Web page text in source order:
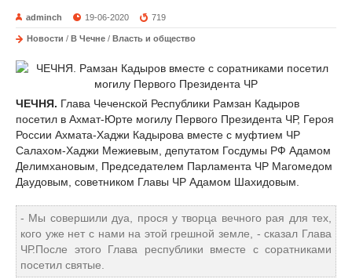
adminch 19-06-2020 719
Новости / В Чечне / Власть и общество
ЧЕЧНЯ. Глава Чеченской Республики Рамзан Кадыров
посетил в Ахмат-Юрте могилу Первого Президента ЧР, Героя
России Ахмата-Хаджи Кадырова вместе с муфтием ЧР
Салахом-Хаджи Межиевым, депутатом Госдумы РФ Адамом
Делимхановым, Председателем Парламента ЧР Магомедом
Даудовым, советником Главы ЧР Адамом Шахидовым.
- Мы совершили дуа, прося у творца вечного рая для тех,
кого уже нет с нами на этой грешной земле, - сказал Глава
ЧР.После этого Глава республики вместе с соратниками
посетил святые.